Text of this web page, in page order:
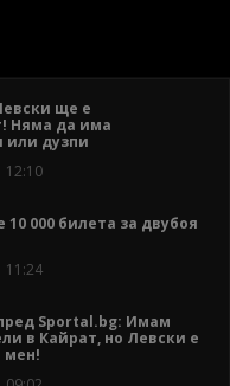
ще е
Няма да има
или дузпи
12:10
000 билета за двубоя
11:24
Sportal.bg: Имам
в Кайрат, но Левски е
мен!